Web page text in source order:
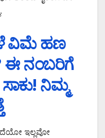
ವಿಮೆ ಹಣ
ಈ ನಂಬರಿಗೆ
ನಿಮ್ಮ
ಇಲ್ಲವೋ